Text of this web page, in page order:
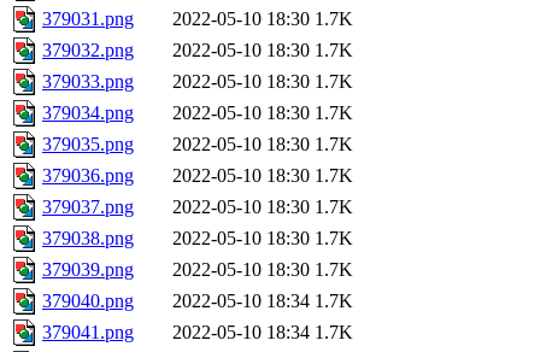
379031.png
2022-05-10 18:30 1.7K
379032.png
2022-05-10 18:30 1.7K
379033.png
2022-05-10 18:30 1.7K
379034.png
2022-05-10 18:30 1.7K
379035.png
2022-05-10 18:30 1.7K
379036.png
2022-05-10 18:30 1.7K
379037.png
2022-05-10 18:30 1.7K
379038.png
2022-05-10 18:30 1.7K
379039.png
2022-05-10 18:30 1.7K
379040.png
2022-05-10 18:34 1.7K
379041.png
2022-05-10 18:34 1.7K